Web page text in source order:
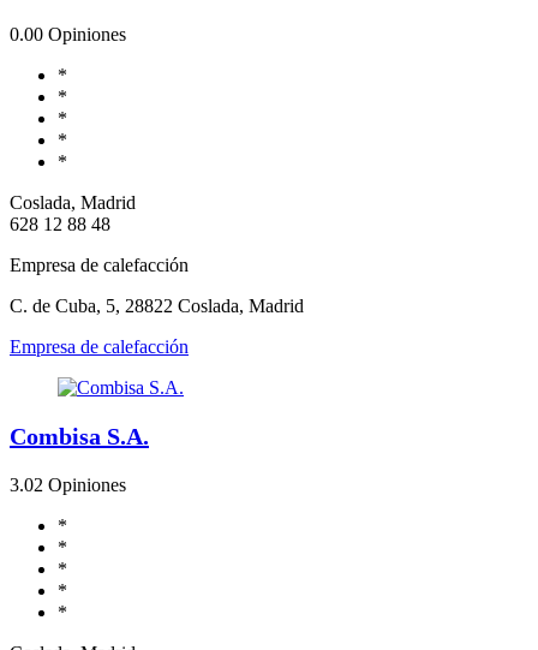
0.00 Opiniones
*
*
*
*
*
Coslada, Madrid
628 12 88 48
Empresa de calefacción
C. de Cuba, 5, 28822 Coslada, Madrid
Empresa de calefacción
Combisa S.A.
3.02 Opiniones
*
*
*
*
*